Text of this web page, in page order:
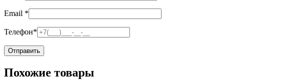
Email *
Телефон*
Похожие товары